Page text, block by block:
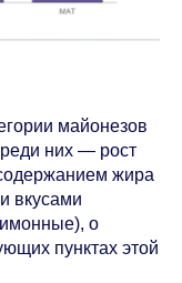
майонезов
них — рост
жира
вкусами
о
пунктах этой